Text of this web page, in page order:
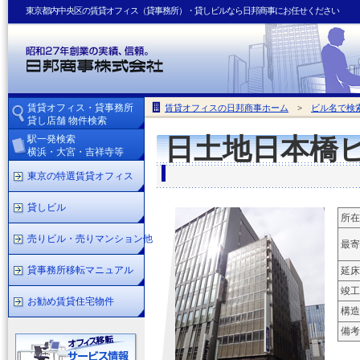
東京都内中央区の賃貸オフィス（貸事務所）・貸しビルなら日邦商事にお任せください
賃貸オフィスの日邦商事ホーム > ビル名で検
日土地日本橋
所
最
延床
竣工
構
備考
賃貸オフィス・貸事務所
貸し店舗 物件検索
駅一発検索
横浜・大宮・吉祥寺等
東京の特選賃貸オフィス
貸しビル
売りビル・売りマンション他
貸事務所移転マニュアル
お勧め賃貸住宅物件